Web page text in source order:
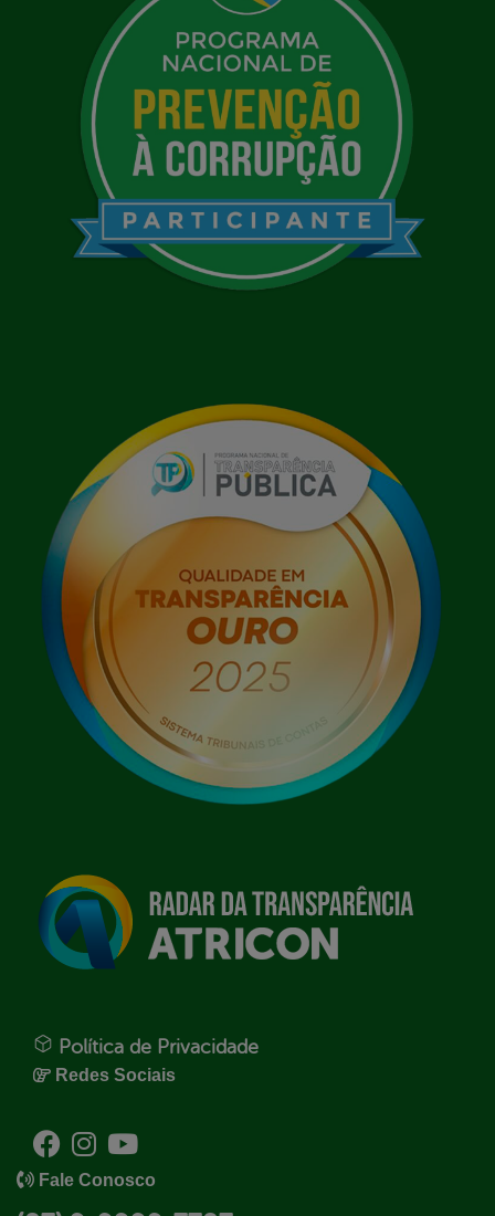
Política de Privacidade
Redes Sociais
Fale Conosco